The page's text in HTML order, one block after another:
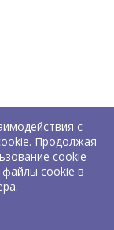
с
Продолжая
cookie-
cookie в